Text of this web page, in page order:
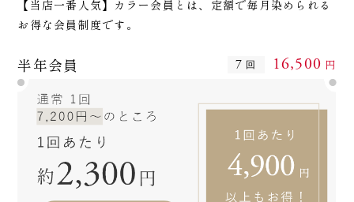
【当店一番人気】カラー会員とは、 定額で毎月染められる
お得な会員制度です。
半年会員 7 回 16,500 円